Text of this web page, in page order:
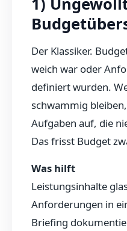
Der Klassiker.
weich war oder
definiert wurden.
schwammig
Aufgaben auf, die
Das frisst Budget
Was hilft
Leistungsinhalte
Anforderungen in
Briefing